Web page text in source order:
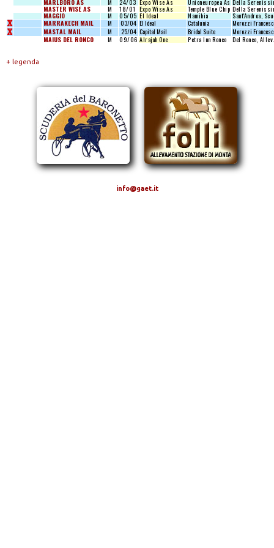
MARLBORO AS M 24/03 Expo Wise As Unioneuropea As Della
MASTER WISE AS M 18/01 Expo Wise As Temple Blue Chip Della
MAGGIO M 05/05 El Ideal Namibia Sant'Andrea,
X MARRAKECH MAIL M 03/04 El Ideal Catalunia Morozzi
X MASTAL MAIL M 25/04 Capital Mail Bridal Suite
Morozzi
MAIUS DEL RONCO
M 09/06 Alrajah One Petra Inn Ronco Del Ronco, Allev.
+ legenda
info@gaet.it